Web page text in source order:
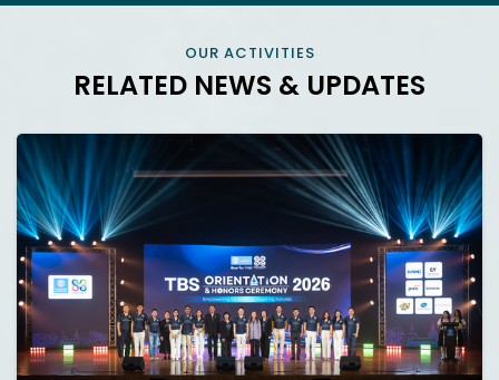
OUR ACTIVITIES
RELATED NEWS & UPDATES